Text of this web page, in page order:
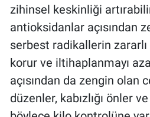
zihinsel keskinliği
antioksidanlar açısından
serbest radikallerin
korur ve iltihaplanmayı
açısından da zengin olan
düzenler, kabızlığı önler